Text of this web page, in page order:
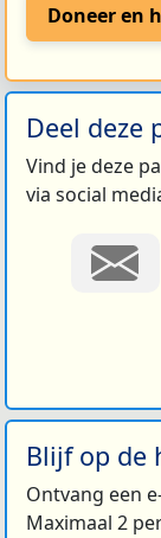
Doneer en
Deel deze
Vind je deze
via social
Blijf op de
Ontvang een
Maximaal 2